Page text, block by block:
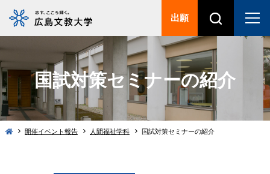
国試対策セミナーの紹介
開催イベント報告 人間福祉学科 国試対策セミナーの紹介
出願